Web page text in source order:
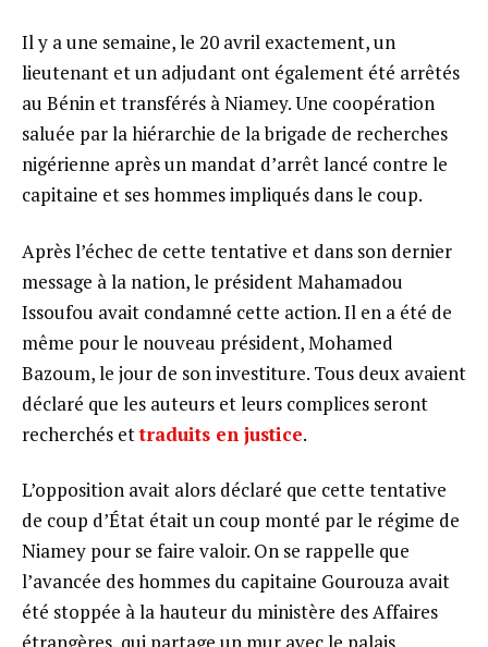
Il y a une semaine, le 20 avril exactement, un
lieutenant et un adjudant ont également été arrêtés
au Bénin et transférés à Niamey. Une coopération
saluée par la hiérarchie de la brigade de recherches
nigérienne après un mandat d’arrêt lancé contre le
capitaine et ses hommes impliqués dans le coup.
Après l’échec de cette tentative et dans son dernier
message à la nation, le président Mahamadou
Issoufou avait condamné cette action. Il en a été de
même pour le nouveau président, Mohamed
Bazoum, le jour de son investiture. Tous deux avaient
déclaré que les auteurs et leurs complices seront
recherchés ettraduits en justice.
L’opposition avait alors déclaré que cette tentative
de coup d’État était un coup monté par le régime de
Niamey pour se faire valoir. On se rappelle que
l’avancée des hommes du capitaine Gourouza avait
été stoppée à la hauteur du ministère des Affaires